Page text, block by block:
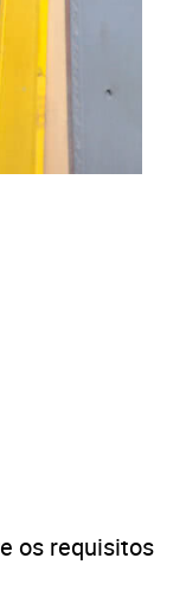
os requisitos